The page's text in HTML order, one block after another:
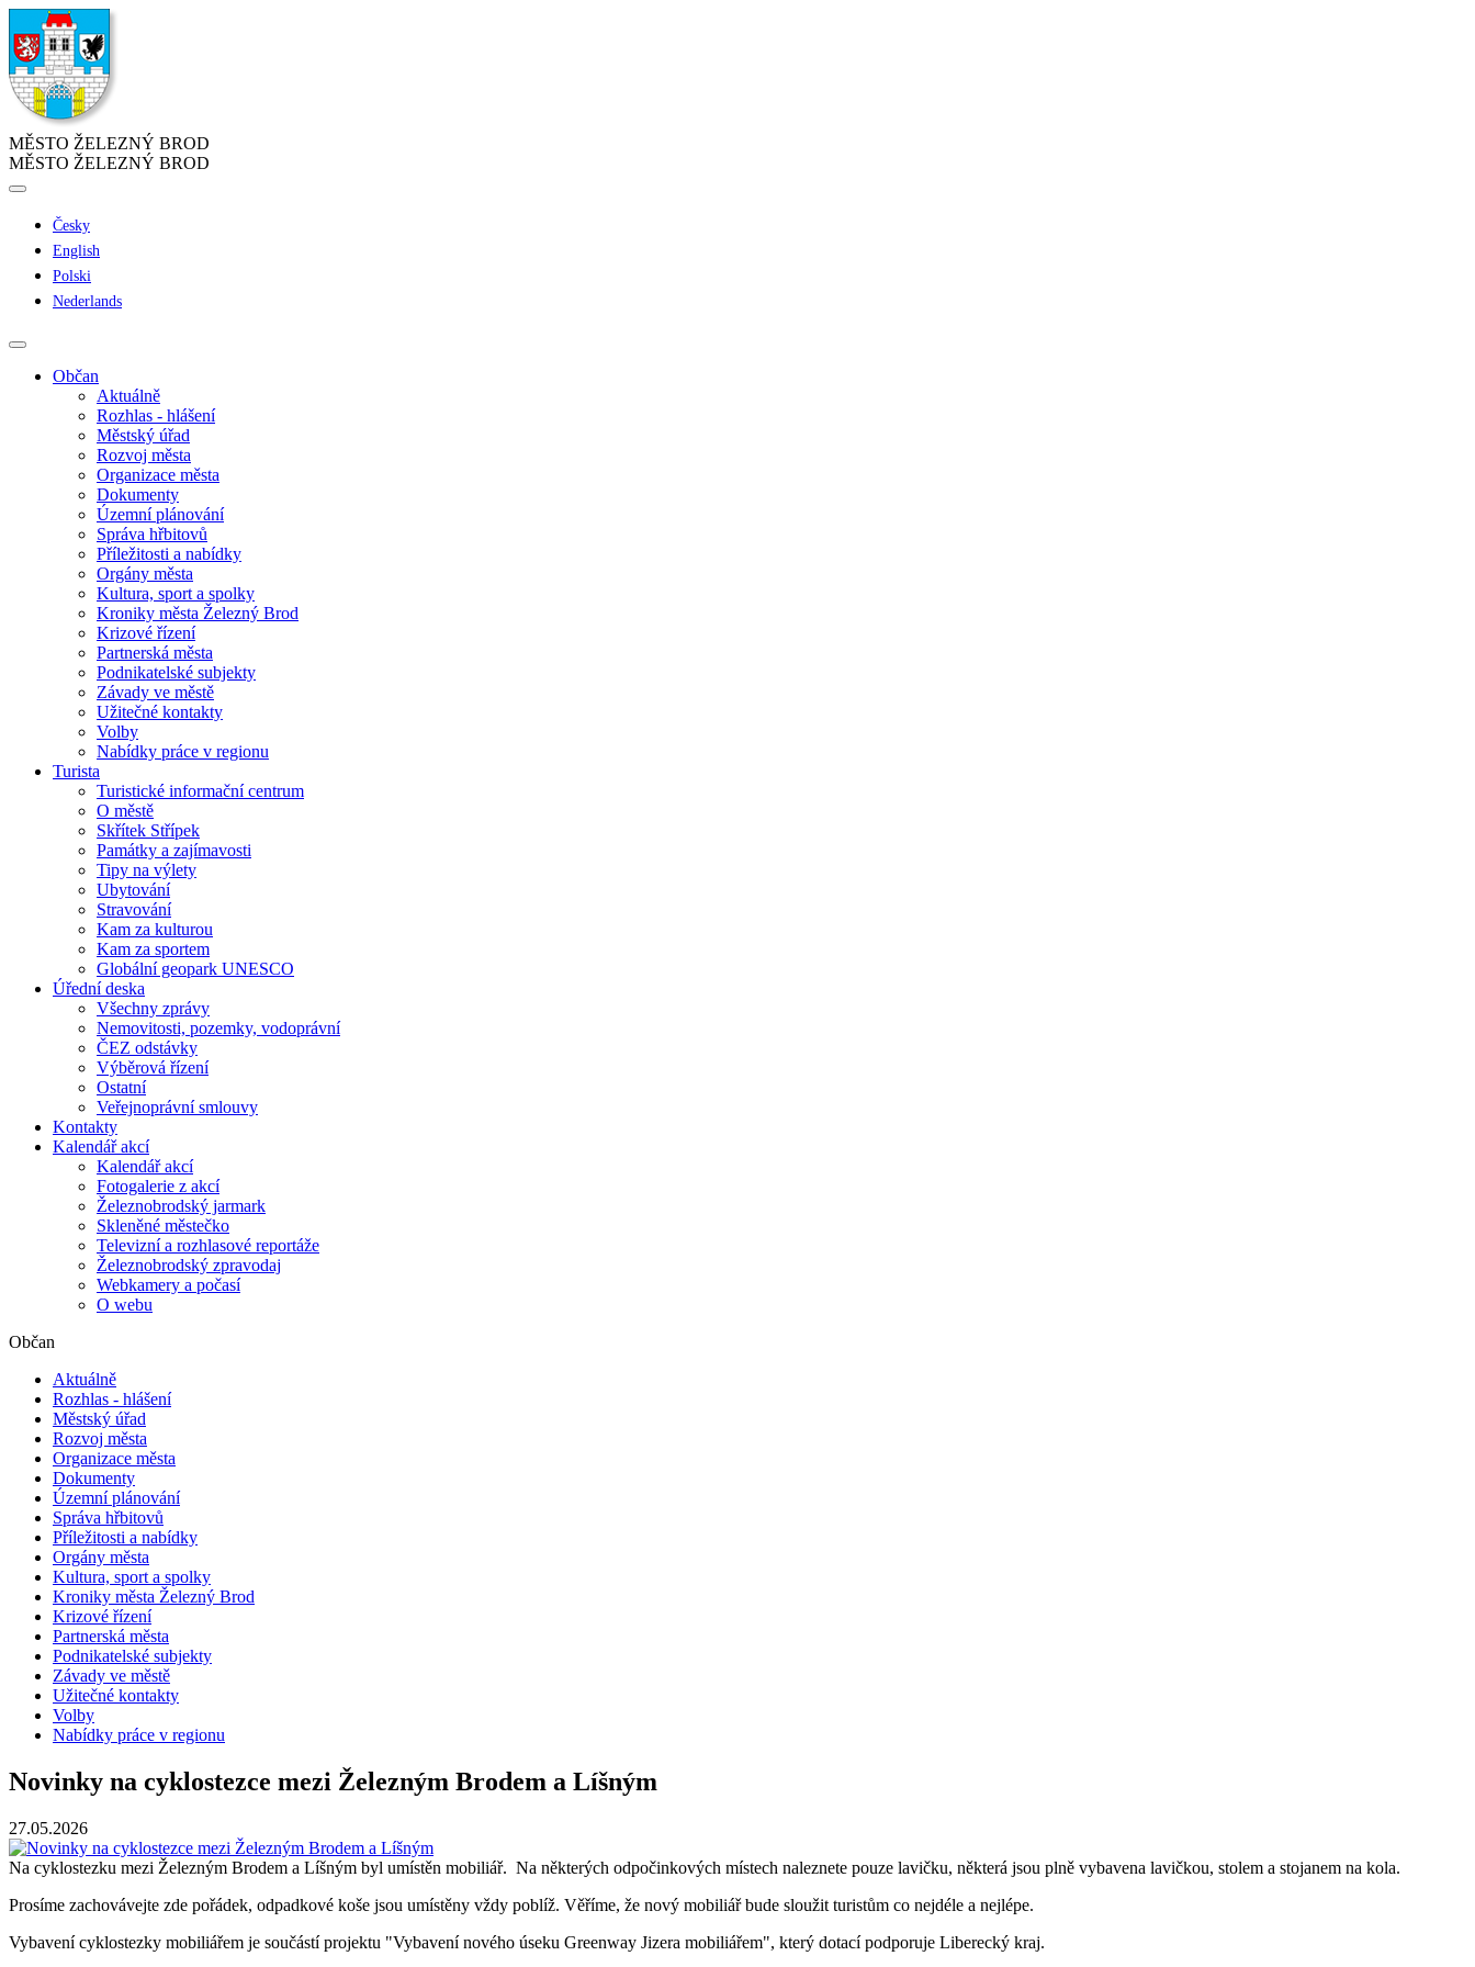
MĚSTO ŽELEZNÝ BROD
MĚSTO ŽELEZNÝ BROD
Česky
English
Polski
Nederlands
Občan
Aktuálně
Rozhlas - hlášení
Městský úřad
Rozvoj města
Organizace města
Dokumenty
Územní plánování
Správa hřbitovů
Příležitosti a nabídky
Orgány města
Kultura, sport a spolky
Kroniky města Železný Brod
Krizové řízení
Partnerská města
Podnikatelské subjekty
Závady ve městě
Užitečné kontakty
Volby
Nabídky práce v regionu
Turista
Turistické informační centrum
O městě
Skřítek Střípek
Památky a zajímavosti
Tipy na výlety
Ubytování
Stravování
Kam za kulturou
Kam za sportem
Globální geopark UNESCO
Úřední deska
Všechny zprávy
Nemovitosti, pozemky, vodoprávní
ČEZ odstávky
Výběrová řízení
Ostatní
Veřejnoprávní smlouvy
Kontakty
Kalendář akcí
Kalendář akcí
Fotogalerie z akcí
Železnobrodský jarmark
Skleněné městečko
Televizní a rozhlasové reportáže
Železnobrodský zpravodaj
Webkamery a počasí
O webu
Občan
Aktuálně
Rozhlas - hlášení
Městský úřad
Rozvoj města
Organizace města
Dokumenty
Územní plánování
Správa hřbitovů
Příležitosti a nabídky
Orgány města
Kultura, sport a spolky
Kroniky města Železný Brod
Krizové řízení
Partnerská města
Podnikatelské subjekty
Závady ve městě
Užitečné kontakty
Volby
Nabídky práce v regionu
Novinky na cyklostezce mezi Železným Brodem a Líšným
27.05.2026
Na cyklostezku mezi Železným Brodem a Líšným byl umístěn mobiliář. Na některých odpočinkových místech naleznete pouze lavičku, některá jsou plně vybavena lavičkou, stolem a stojanem na kola.
Prosíme zachovávejte zde pořádek, odpadkové koše jsou umístěny vždy poblíž. Věříme, že nový mobiliář bude sloužit turistům co nejdéle a nejlépe.
Vybavení cyklostezky mobiliářem je součástí projektu "Vybavení nového úseku Greenway Jizera mobiliářem", který dotací podporuje Liberecký kraj.